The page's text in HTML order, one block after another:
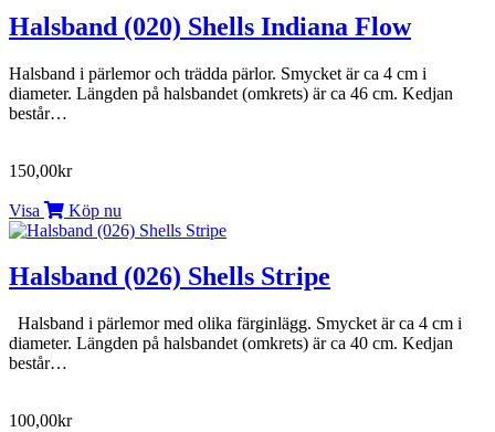
Halsband (020) Shells Indiana Flow
Halsband i pärlemor och trädda pärlor. Smycket är ca 4 cm i
diameter. Längden på halsbandet (omkrets) är ca 46 cm. Kedjan
består…
150,00kr
Visa Köp nu
Halsband (026) Shells Stripe
Halsband i pärlemor med olika färginlägg. Smycket är ca 4 cm i
diameter. Längden på halsbandet (omkrets) är ca 40 cm. Kedjan
består…
100,00kr